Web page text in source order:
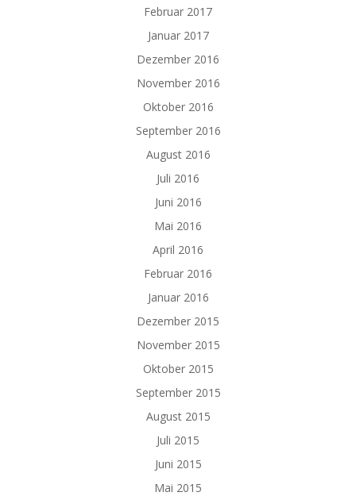
Februar 2017
Januar 2017
Dezember 2016
November 2016
Oktober 2016
September 2016
August 2016
Juli 2016
Juni 2016
Mai 2016
April 2016
Februar 2016
Januar 2016
Dezember 2015
November 2015
Oktober 2015
September 2015
August 2015
Juli 2015
Juni 2015
Mai 2015